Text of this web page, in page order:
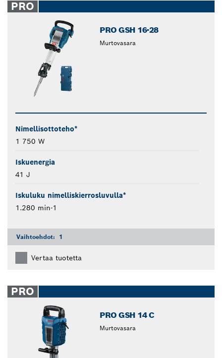
PRO
PRO GSH 16-28
Murtovasara
Nimellisottoteho*
1 750 W
Iskuenergia
41 J
Iskuluku nimelliskierrosluvulla*
1.280 min-1
Vaihtoehdot: 1
Vertaa tuotetta
PRO
PRO GSH 14 C
Murtovasara